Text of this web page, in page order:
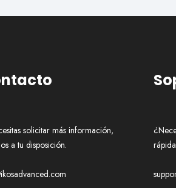
solicitar más información,
a tu disposición.